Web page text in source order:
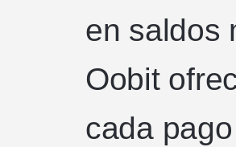
en saldos
Oobit
cada